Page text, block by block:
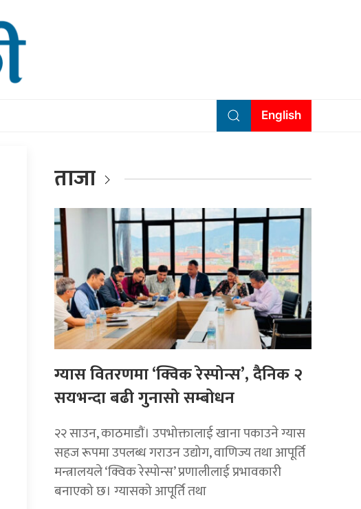
English
ताजा
ग्यास वितरणमा ‘क्विक रेस्पोन्स’, दैनिक २
सयभन्दा बढी गुनासो सम्बोधन
२२ साउन, काठमाडाैं। उपभोक्तालाई खाना पकाउने ग्यास
सहज रूपमा उपलब्ध गराउन उद्योग, वाणिज्य तथा आपूर्ति
मन्त्रालयले ‘क्विक रेस्पोन्स’ प्रणालीलाई प्रभावकारी
बनाएको छ। ग्यासको आपूर्ति तथा